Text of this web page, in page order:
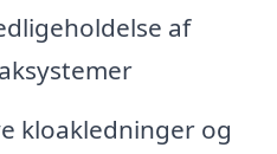
af
kloakledninger og